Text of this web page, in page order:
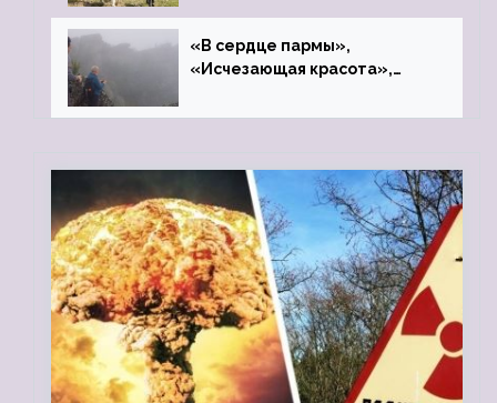
«В сердце пармы»,
«Исчезающая красота»,